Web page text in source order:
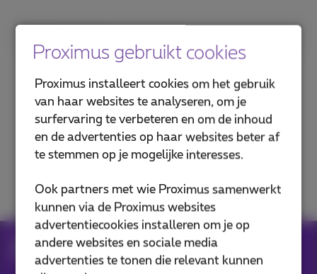
Proximus+ app
Voordelen en diensten
Proximus gebruikt cookies
Proximus installeert cookies om het gebruik
van haar websites te analyseren, om je
surfervaring te verbeteren en om de inhoud
en de advertenties op haar websites beter af
te stemmen op je mogelijke interesses.
Ook partners met wie Proximus samenwerkt
kunnen via de Proximus websites
advertentiecookies installeren om je op
andere websites en sociale media
advertenties te tonen die relevant kunnen
Hulp Klantenzone
Proximus+ app
Proximus+: account